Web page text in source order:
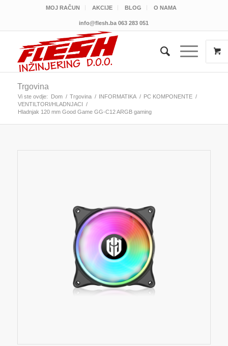
MOJ RAČUN AKCIJE BLOG O NAMA
info@flesh.ba 063 283 051
Trgovina
Vi ste ovdje: Dom / Trgovina / INFORMATIKA / PC KOMPONENTE /
VENTILTORI/HLADNJACI /
Hladnjak 120 mm Good Game GG-C12 ARGB gaming